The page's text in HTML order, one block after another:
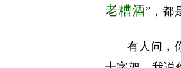
老糟酒”，都
有人问，